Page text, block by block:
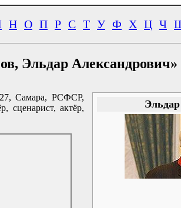
Н О П Р С Т У Ф Х Ц Ч
Эльдар Александрович»
, Самара, РСФСР,
сценарист, актёр,